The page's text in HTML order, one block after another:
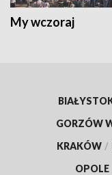
My wczoraj
GORZÓW
KRAKÓW /
OPOLE